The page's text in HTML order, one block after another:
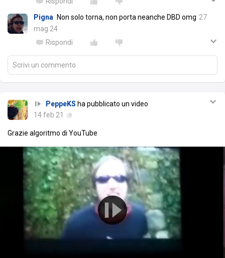
Pigna
Non solo torna, non porta neanche DBD omg 27
mag 24
Rispondi
Scrivi un commento
PeppeKS ha pubblicato un video
14 feb 21
Grazie algoritmo di YouTube